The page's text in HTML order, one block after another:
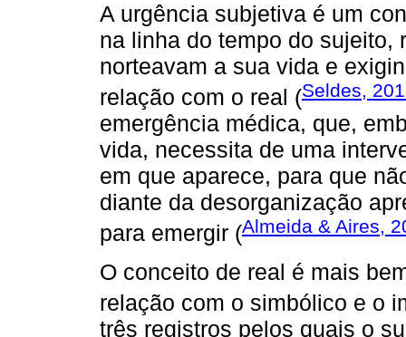
A urgência subjetiva é um
na linha do tempo do sujeito,
norteavam a sua vida e
relação com o real (Seldes,
emergência médica, que,
vida, necessita de uma
em que aparece, para que
diante da desorganização
para emergir (Almeida & Aires,
O conceito de real é mais
relação com o simbólico e o
três registros pelos quais o